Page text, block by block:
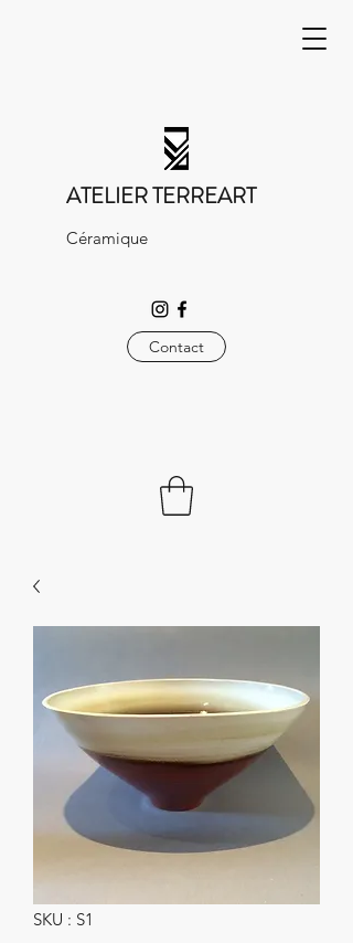
ATELIER TERREART
Céramique
Contact
SKU : S1